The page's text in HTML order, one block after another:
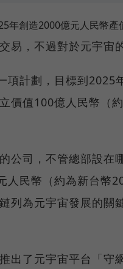
年創造2000億元人民幣產
易，不過對於元宇宙
項計劃，目標到2025
價值100億人民幣（
公司，不管總部設在
人民幣（約為新台幣
列為元宇宙發展的關
出了元宇宙平台「